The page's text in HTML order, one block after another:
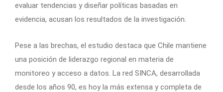
evaluar tendencias y diseñar políticas basadas en
evidencia, acusan los resultados de la investigación.
Pese a las brechas, el estudio destaca que Chile mantiene
una posición de liderazgo regional en materia de
monitoreo y acceso a datos. La red SINCA, desarrollada
desde los años 90, es hoy la más extensa y completa de